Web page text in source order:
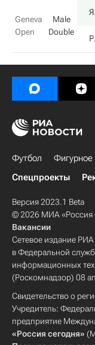
Geneva
Open
Male
Double
Футбол Фигурное
Спецпроекты
Версия 2023.1 Beta
© 2026 МИА «Россия
Вакансии
Сетевое издание
в Федеральной
информационных
(Роскомнадзор) 08
Свидетельство о
Учредитель:
предприятие
«Россия сегодня»